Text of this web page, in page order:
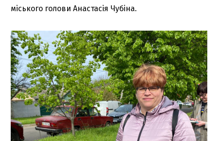
міського голови Анастасія Чубіна.